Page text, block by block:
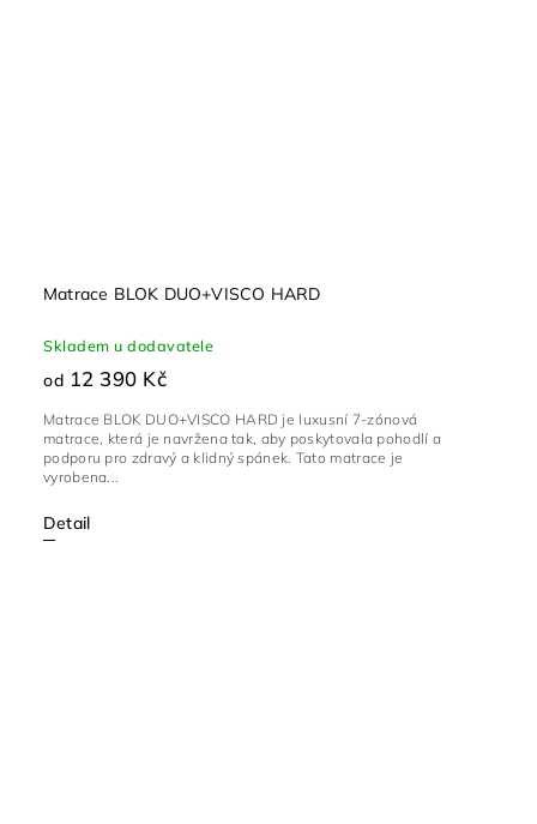
Matrace BLOK DUO+VISCO HARD
Skladem u dodavatele
od 12 390 Kč
Detail
Matrace BLOK DUO+VISCO HARD je luxusní 7-zónová
matrace, která je navržena tak, aby poskytovala pohodlí a
podporu pro zdravý a klidný spánek. Tato matrace je
vyrobena...